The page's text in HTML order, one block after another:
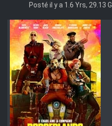
Posté il y a 1.6 Yrs, 29.13